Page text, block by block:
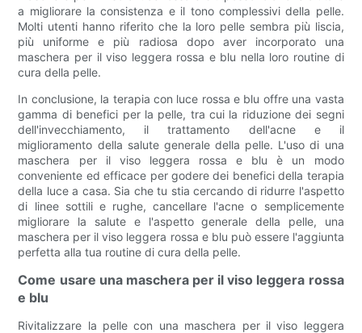
a migliorare la consistenza e il tono complessivi della pelle.
Molti utenti hanno riferito che la loro pelle sembra più liscia,
più uniforme e più radiosa dopo aver incorporato una
maschera per il viso leggera rossa e blu nella loro routine di
cura della pelle.
In conclusione, la terapia con luce rossa e blu offre una vasta
gamma di benefici per la pelle, tra cui la riduzione dei segni
dell'invecchiamento, il trattamento dell'acne e il
miglioramento della salute generale della pelle. L'uso di una
maschera per il viso leggera rossa e blu è un modo
conveniente ed efficace per godere dei benefici della terapia
della luce a casa. Sia che tu stia cercando di ridurre l'aspetto
di linee sottili e rughe, cancellare l'acne o semplicemente
migliorare la salute e l'aspetto generale della pelle, una
maschera per il viso leggera rossa e blu può essere l'aggiunta
perfetta alla tua routine di cura della pelle.
Come usare una maschera per il viso leggera rossa
e blu
Rivitalizzare la pelle con una maschera per il viso leggera